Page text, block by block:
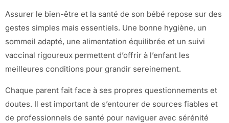
Assurer le bien-être et la santé de son bébé repose sur des
gestes simples mais essentiels. Une bonne hygiène, un
sommeil adapté, une alimentation équilibrée et un suivi
vaccinal rigoureux permettent d’offrir à l’enfant les
meilleures conditions pour grandir sereinement.
Chaque parent fait face à ses propres questionnements et
doutes. Il est important de s’entourer de sources fiables et
de professionnels de santé pour naviguer avec sérénité